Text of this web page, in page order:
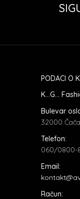
PODACI O
K...G...
Bulevar
32000
Telefon:
060/0800-
Email:
Račun: